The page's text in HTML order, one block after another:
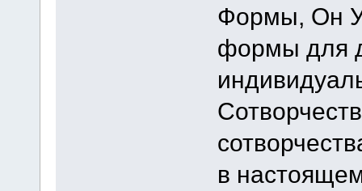
Формы, Он
формы для
в